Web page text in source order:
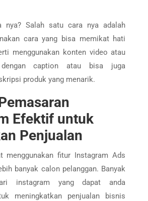
nya? Salah satu cara nya adalah
cara yang bisa memikat hati
menggunakan konten video atau
caption atau bisa juga
produk yang menarik.
Efektif untuk
Penjualan
menggunakan fitur Instagram Ads
banyak calon pelanggan. Banyak
instagram yang dapat anda
meningkatkan penjualan bisnis